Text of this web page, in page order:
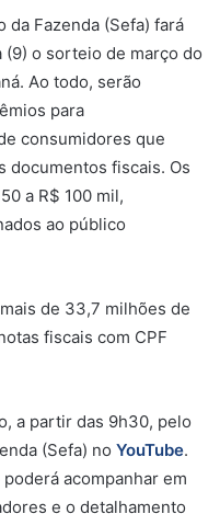
da Fazenda (Sefa) fará
o sorteio de março do
Ao todo, serão
para
consumidores que
documentos fiscais. Os
a R$ 100 mil,
ao público
de 33,7 milhões de
fiscais com CPF
a partir das 9h30, pelo
(Sefa) no YouTube.
acompanhar em
e o detalhamento